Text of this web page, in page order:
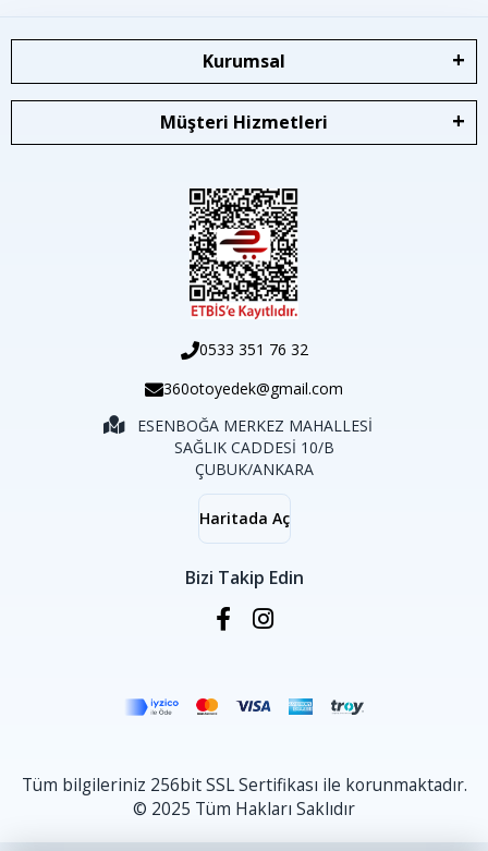
Kurumsal
Müşteri Hizmetleri
0533 351 76 32
360otoyedek@gmail.com
ESENBOĞA MERKEZ MAHALLESİ
SAĞLIK CADDESİ 10/B
ÇUBUK/ANKARA
Haritada Aç
Bizi Takip Edin
Tüm bilgileriniz 256bit SSL Sertifikası ile korunmaktadır.
© 2025 Tüm Hakları Saklıdır